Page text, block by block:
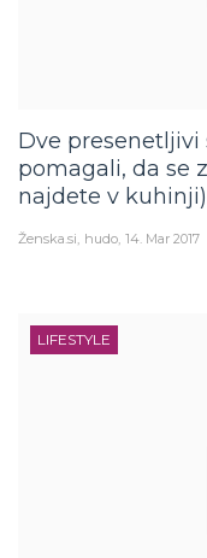
Dve presenetljivi
pomagali, da se
najdete v kuhinji)
Ženska.si hudo 14. Mar 2017
LIFESTYLE